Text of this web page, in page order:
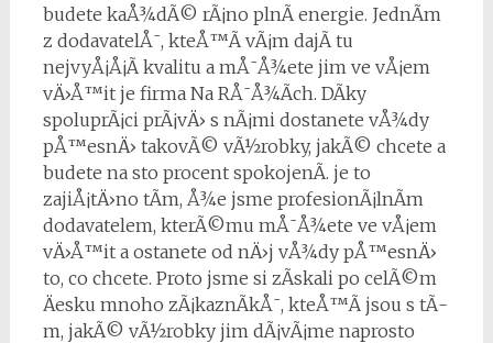
budete kaÅ¾dÃ© rÃ¡no plnÃ­ energie. JednÃ­m
z dodavatelÅ¯, kteÅ™Ã­ vÃ¡m dajÃ­ tu
nejvyÅ¡Å¡Ã­ kvalitu a mÅ¯Å¾ete jim ve vÅ¡em
vÄ›Å™it je firma Na RÅ¯Å¾Ã­ch. DÃ­ky
spoluprÃ¡ci prÃ¡vÄ› s nÃ¡mi dostanete vÅ¾dy
pÅ™esnÄ› takovÃ© vÃ½robky, jakÃ© chcete a
budete na sto procent spokojenÃ­. je to
zajiÅ¡tÄ›no tÃ­m, Å¾e jsme profesionÃ¡lnÃ­m
dodavatelem, kterÃ©mu mÅ¯Å¾ete ve vÅ¡em
vÄ›Å™it a ostanete od nÄ›j vÅ¾dy pÅ™esnÄ›
to, co chcete. Proto jsme si zÃ­skali po celÃ©m
Äesku mnoho zÃ¡kaznÃ­kÅ¯, kteÅ™Ã­ jsou s tÃ­
m, jakÃ© vÃ½robky jim dÃ¡vÃ¡me naprosto